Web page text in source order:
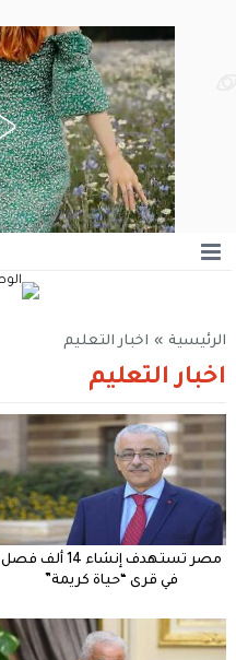
الرئيسية » اخبار التعليم
اخبار التعليم
مصر تستهدف إنشاء 14 ألف فصل
في قرى “حياة كريمة”